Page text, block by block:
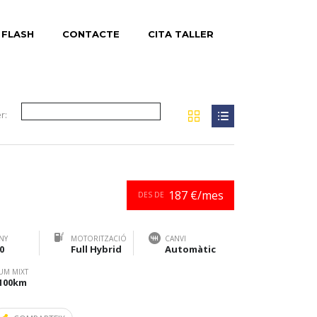
CONTACTE CITA TALLER
DES DE 187 €/mes
MOTORITZACIÓ
Full Hybrid
CANVI
Automàtic
MIXT